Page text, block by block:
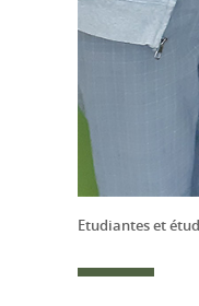
Etudiantes et